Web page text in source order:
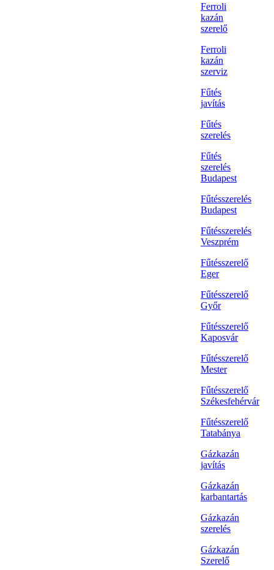
Ferroli
kazán
szerelő
Ferroli
kazán
szerviz
Fűtés
javítás
Fűtés
szerelés
Fűtés
szerelés
Budapest
Fűtésszerelés
Budapest
Fűtésszerelés
Veszprém
Fűtésszerelő
Eger
Fűtésszerelő
Győr
Fűtésszerelő
Kaposvár
Fűtésszerelő
Mester
Fűtésszerelő
Székesfehérvár
Fűtésszerelő
Tatabánya
Gázkazán
javítás
Gázkazán
karbantartás
Gázkazán
szerelés
Gázkazán
Szerelő